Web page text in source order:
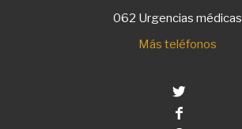
062 Urgencias médicas
Más teléfonos